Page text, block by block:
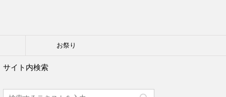
お祭り
サイト内検索